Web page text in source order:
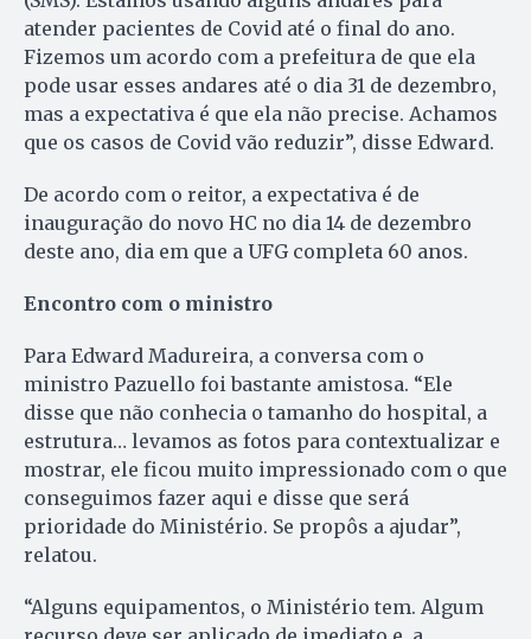
atender pacientes de Covid até o final do ano.
Fizemos um acordo com a prefeitura de que ela
pode usar esses andares até o dia 31 de dezembro,
mas a expectativa é que ela não precise. Achamos
que os casos de Covid vão reduzir”, disse Edward.
De acordo com o reitor, a expectativa é de
inauguração do novo HC no dia 14 de dezembro
deste ano, dia em que a UFG completa 60 anos.
Encontro com o ministro
Para Edward Madureira, a conversa com o
ministro Pazuello foi bastante amistosa. “Ele
disse que não conhecia o tamanho do hospital, a
estrutura… levamos as fotos para contextualizar e
mostrar, ele ficou muito impressionado com o que
conseguimos fazer aqui e disse que será
prioridade do Ministério. Se propôs a ajudar”,
relatou.
“Alguns equipamentos, o Ministério tem. Algum